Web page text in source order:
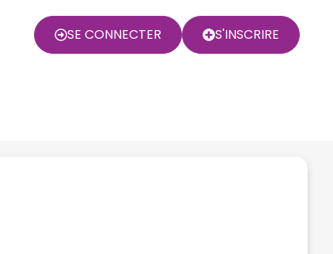
SE CONNECTER S'INSCRIRE